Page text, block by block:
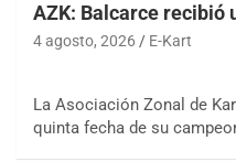
AZK: Balcarce recibió
4 agosto, 2026 E-Kart
La Asociación Zonal de
quinta fecha de su